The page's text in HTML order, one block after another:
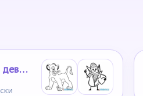
Для девочек 6-7 лет